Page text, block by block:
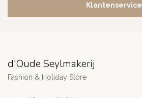
Klantenservice
d'Oude Seylmakerij
Fashion & Holiday Store